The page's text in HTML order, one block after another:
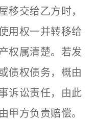
移交给乙方时，
用权一并转移给
权属清楚。若发
债权债务，概由
诉讼责任，由此
甲方负责赔偿。